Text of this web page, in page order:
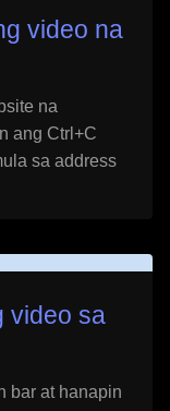
video na
na
ang Ctrl+C
sa address
video sa
bar at hanapin